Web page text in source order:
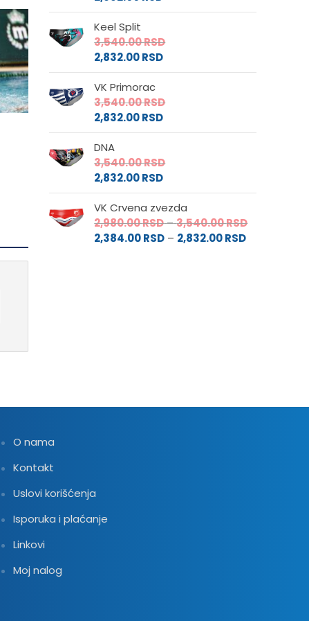
Keel Split
3,540.00RSD
2,832.00RSD
VK Primorac
3,540.00RSD
2,832.00RSD
DNA
3,540.00RSD
2,832.00RSD
VK Crvena zvezda
2,980.00RSD–3,540.00RSDRaspon
2,384.00RSD – 2,832.00RSDRaspon
O nama
Kontakt
Uslovi korišćenja
Isporuka i plaćanje
Linkovi
Moj nalog